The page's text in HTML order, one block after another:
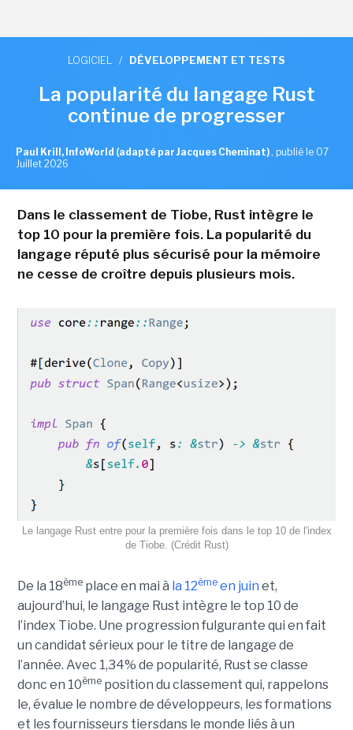
LOGICIEL / DÉVELOPPEMENT ET TESTS
La popularité du langage Rust
continue de progresser
Paul Krill, InfoWorld (adapté par Jacques Cheminat) , publié le 07
Juillet 2026
Dans le classement de Tiobe, Rust intègre le
top 10 pour la première fois. La popularité du
langage réputé plus sécurisé pour la mémoire
ne cesse de croître depuis plusieurs mois.
Le langage Rust entre pour la première fois dans le top 10 de l'index
de Tiobe. (Crédit Rust)
De la 18èmeplace en mai à la 12èmeen juin et,
aujourd’hui, le langage Rust intègre le top 10 de
l’index Tiobe. Une progression fulgurante qui en fait
un candidat sérieux pour le titre de langage de
l’année. Avec 1,34% de popularité, Rust se classe
donc en 10èmeposition du classement qui, rappelons
le, évalue le nombre de développeurs, les formations
et les fournisseurs tiersdans le monde liés à un